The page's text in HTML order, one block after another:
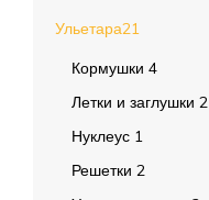
Матководство
Откачка мёда
Работа с воском
Работа с рамками
Фасовка
Ульетара21
Кормушки 4
Летки и заглушки 2
Нуклеус 1
Решетки 2